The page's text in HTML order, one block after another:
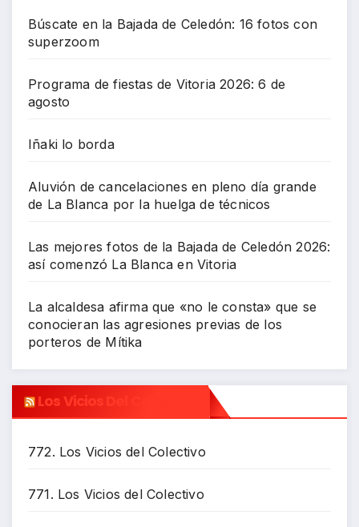
Búscate en la Bajada de Celedón: 16 fotos con
superzoom
Programa de fiestas de Vitoria 2026: 6 de
agosto
Iñaki lo borda
Aluvión de cancelaciones en pleno día grande
de La Blanca por la huelga de técnicos
Las mejores fotos de la Bajada de Celedón 2026:
así comenzó La Blanca en Vitoria
La alcaldesa afirma que «no le consta» que se
conocieran las agresiones previas de los
porteros de Mítika
Los Vicios Del Colectivo
772. Los Vicios del Colectivo
771. Los Vicios del Colectivo